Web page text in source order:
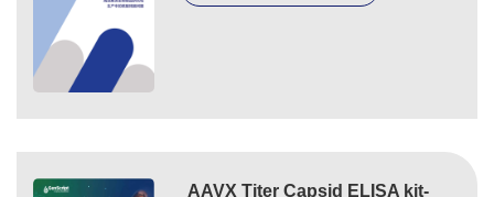
AAVX Titer Capsid ELISA kit-